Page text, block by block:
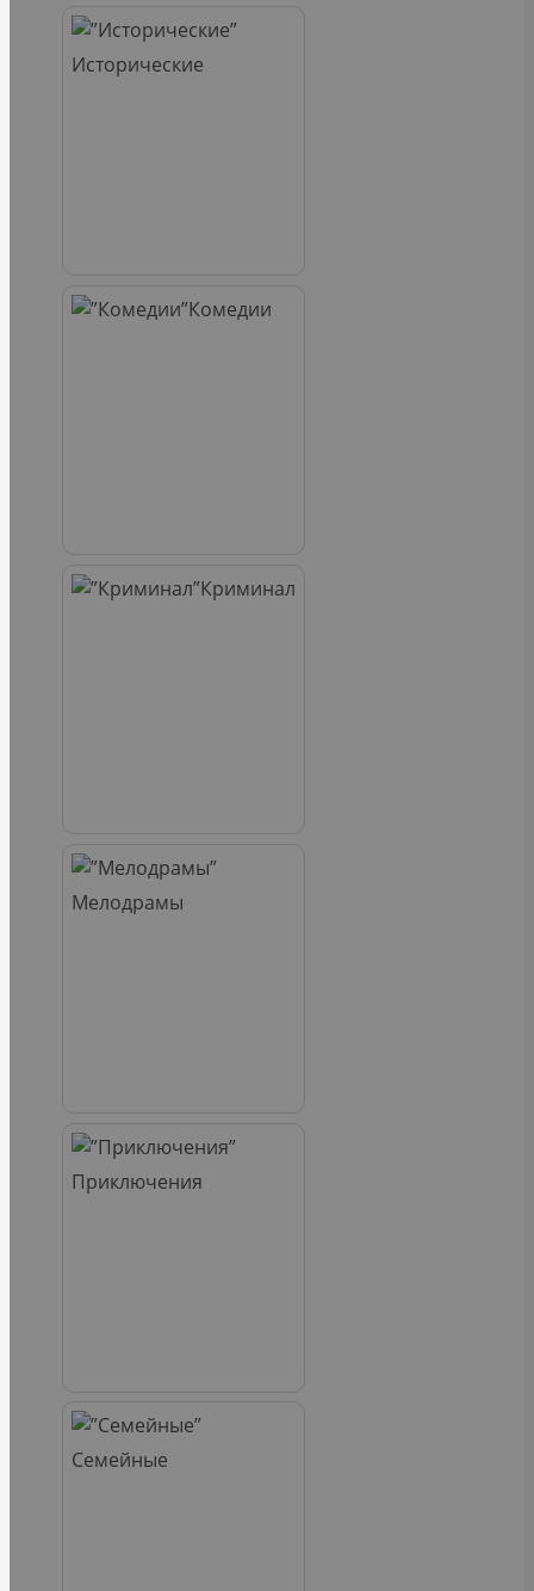
Исторические
Комедии
Криминал
Мелодрамы
Приключения
Семейные